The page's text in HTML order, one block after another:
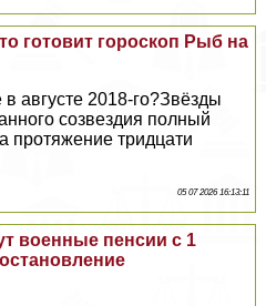
готовит гороскоп Рыб на
августе 2018-го?Звёзды
созвездия полный
протяжение тридцати
05 07 2026 16:13:11
военные пенсии с 1